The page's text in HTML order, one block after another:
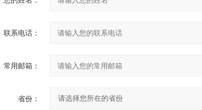
联系电话：
常用邮箱：
省份：